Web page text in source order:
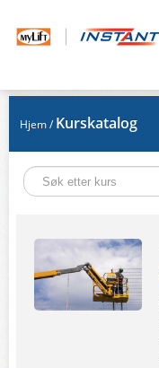
Registrer deg
Hjem/Kurskatalog